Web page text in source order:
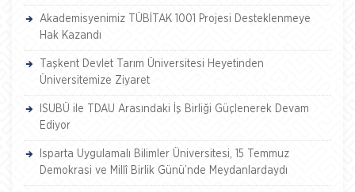
Akademisyenimiz TÜBİTAK 1001 Projesi Desteklenmeye
Hak Kazandı
Taşkent Devlet Tarım Üniversitesi Heyetinden
Üniversitemize Ziyaret
ISUBÜ ile TDAU Arasındaki İş Birliği Güçlenerek Devam
Ediyor
Isparta Uygulamalı Bilimler Üniversitesi, 15 Temmuz
Demokrasi ve Millî Birlik Günü’nde Meydanlardaydı